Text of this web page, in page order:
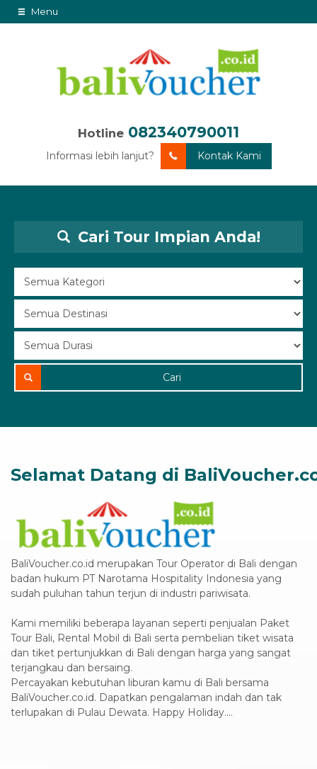
Menu
Hotline 082340790011
Informasi lebih lanjut? Kontak Kami
Cari Tour Impian Anda!
Cari
Selamat Datang di
BaliVoucher.co.id merupakan Tour Operator di Bali dengan
badan hukum PT Narotama Hospitality Indonesia yang
sudah puluhan tahun terjun di industri pariwisata.
Kami memiliki beberapa layanan seperti penjualan Paket
Tour Bali, Rental Mobil di Bali serta pembelian tiket wisata
dan tiket pertunjukkan di Bali dengan harga yang sangat
terjangkau dan bersaing.
Percayakan kebutuhan liburan kamu di Bali bersama
BaliVoucher.co.id. Dapatkan pengalaman indah dan tak
terlupakan di Pulau Dewata. Happy Holiday....